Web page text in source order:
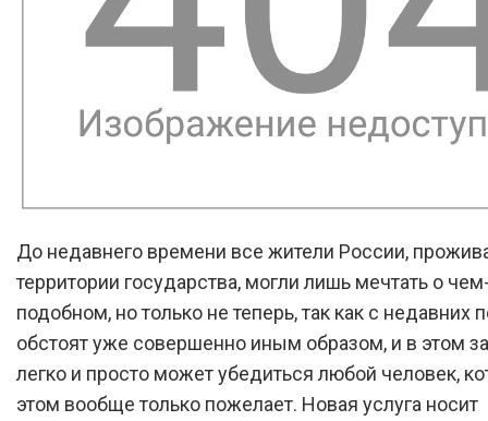
До недавнего времени все жители России,
территории государства, могли лишь мечтать о
подобном, но только не теперь, так как с недавних
обстоят уже совершенно иным образом, и в этом
легко и просто может убедиться любой человек,
этом вообще только пожелает. Новая услуга носит